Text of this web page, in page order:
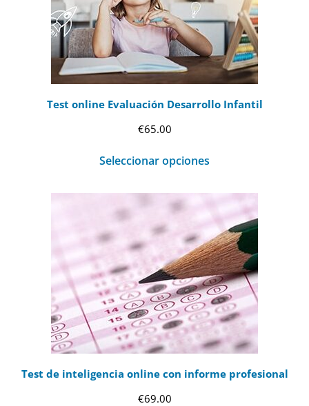
Test online Evaluación Desarrollo Infantil
€65.00
Seleccionar opciones
Test de inteligencia online con informe profesional
€69.00